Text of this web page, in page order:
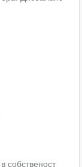
собственост